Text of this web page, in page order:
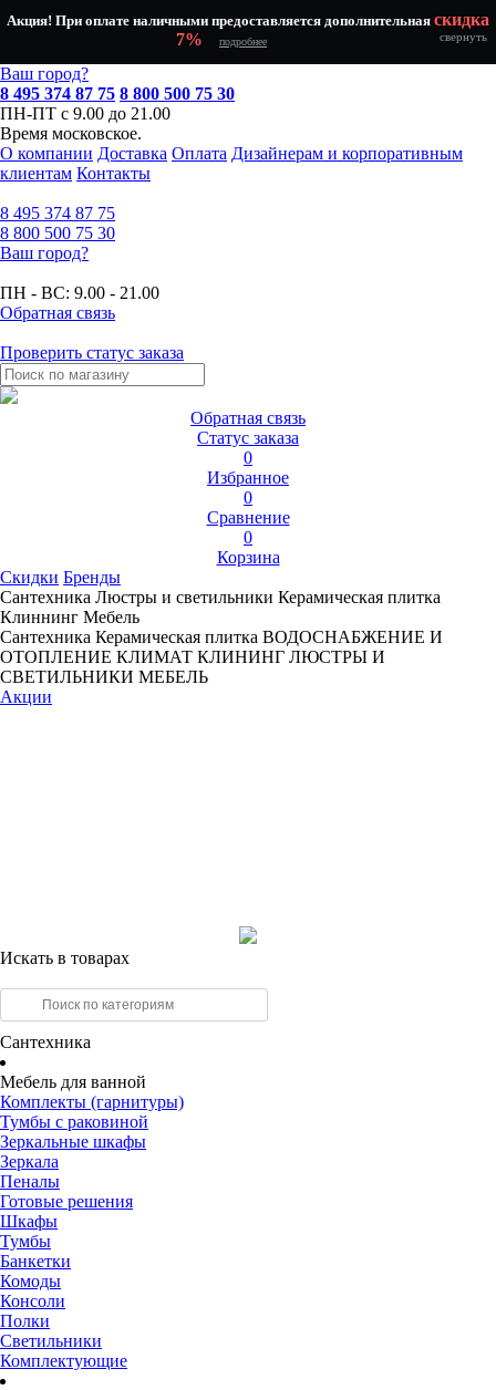
Акция! При оплате наличными предоставляется дополнительная скидка
7%
подробнее свернуть
Ваш город?
8 495 374 87 75 8 800 500 75 30
ПН-ПТ с 9.00 до 21.00
Время московское.
О компании Доставка Оплата Дизайнерам и корпоративным
клиентам Контакты
8 495 374 87 75
8 800 500 75 30
Ваш город?
ПН - ВС: 9.00 - 21.00
Обратная связь
Проверить статус заказа
Обратная связь
Статус заказа
0
Избранное
0
Сравнение
0
Корзина
Скидки Бренды
Сантехника Люстры и светильники Керамическая плитка
Клиннинг Мебель
Сантехника Керамическая плитка ВОДОСНАБЖЕНИЕ И
ОТОПЛЕНИЕ КЛИМАТ КЛИНИНГ ЛЮСТРЫ И
СВЕТИЛЬНИКИ МЕБЕЛЬ
Акции
Искать в товарах
Сантехника
Мебель для ванной
Комплекты (гарнитуры)
Тумбы с раковиной
Зеркальные шкафы
Зеркала
Пеналы
Готовые решения
Шкафы
Тумбы
Банкетки
Комоды
Консоли
Полки
Светильники
Комплектующие